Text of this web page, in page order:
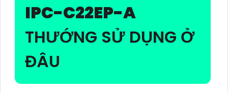
IPC-C22EP-A
THƯỚNG SỬ DỤNG Ở
ĐÂU